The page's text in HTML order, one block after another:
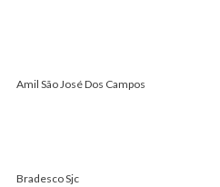
Amil São José Dos Campos
Bradesco Sjc